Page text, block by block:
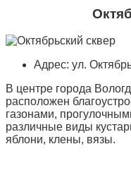
Адрес: ул.
В центре города
расположен
газонами,
различные виды
яблони, клены, вязы.